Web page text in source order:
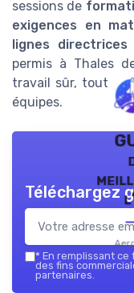
sessions de
exigences en
lignes directrices
permis à Thales
travail sûr, tout en
équipes.
Téléchargez
* En remplissant ce
des fins
partenaires.